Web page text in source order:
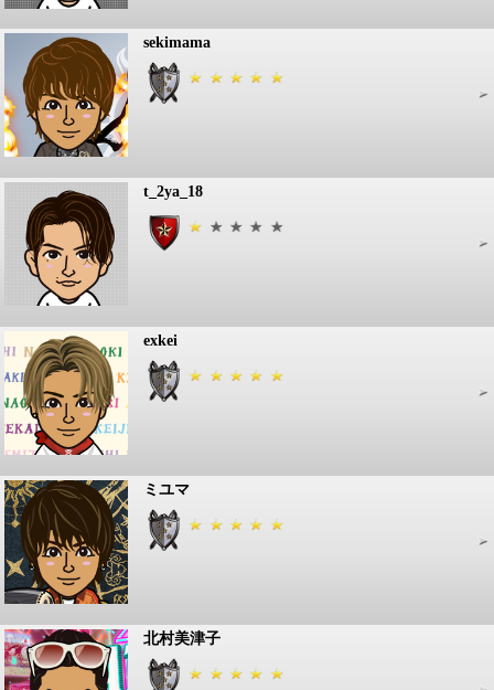
sekimama
t_2ya_18
exkei
ミユマ
北村美津子